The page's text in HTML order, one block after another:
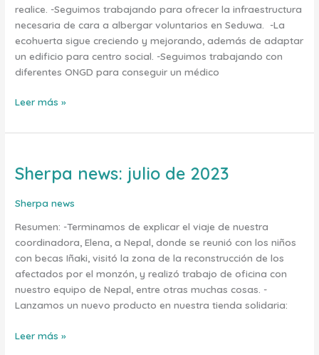
realice. -Seguimos trabajando para ofrecer la infraestructura
necesaria de cara a albergar voluntarios en Seduwa. -La
ecohuerta sigue creciendo y mejorando, además de adaptar
un edificio para centro social. -Seguimos trabajando con
diferentes ONGD para conseguir un médico
Leer más »
Sherpa news: julio de 2023
Sherpa news
Resumen: -Terminamos de explicar el viaje de nuestra
coordinadora, Elena, a Nepal, donde se reunió con los niños
con becas Iñaki, visitó la zona de la reconstrucción de los
afectados por el monzón, y realizó trabajo de oficina con
nuestro equipo de Nepal, entre otras muchas cosas. -
Lanzamos un nuevo producto en nuestra tienda solidaria:
Sherpa
julio
2023
Leer más »